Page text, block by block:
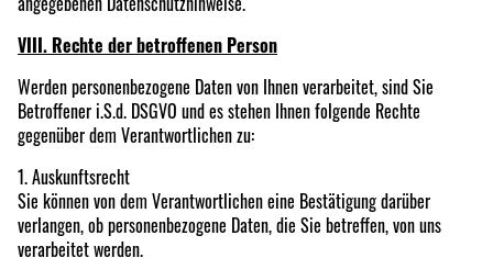
VIII. Rechte der betroffenen Person
Werden personenbezogene Daten von Ihnen verarbeitet, sind Sie
Betroffener i.S.d. DSGVO und es stehen Ihnen folgende Rechte
gegenüber dem Verantwortlichen zu:
1. Auskunftsrecht
Sie können von dem Verantwortlichen eine Bestätigung darüber
verlangen, ob personenbezogene Daten, die Sie betreffen, von uns
verarbeitet werden.